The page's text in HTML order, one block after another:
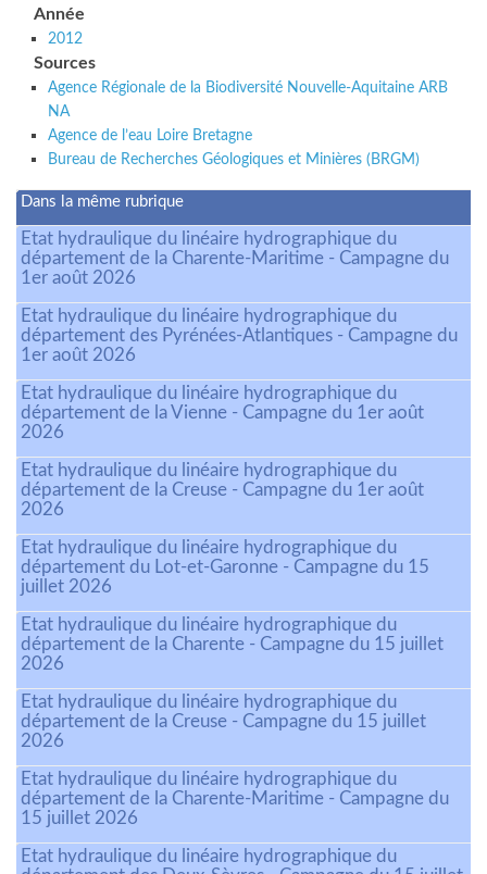
Année
2012
Sources
Agence Régionale de la Biodiversité Nouvelle-Aquitaine ARB
NA
Agence de l’eau Loire Bretagne
Bureau de Recherches Géologiques et Minières (BRGM)
Dans la même rubrique
Etat hydraulique du linéaire hydrographique du
département de la Charente-Maritime - Campagne du
1er août 2026
Etat hydraulique du linéaire hydrographique du
département des Pyrénées-Atlantiques - Campagne du
1er août 2026
Etat hydraulique du linéaire hydrographique du
département de la Vienne - Campagne du 1er août
2026
Etat hydraulique du linéaire hydrographique du
département de la Creuse - Campagne du 1er août
2026
Etat hydraulique du linéaire hydrographique du
département du Lot-et-Garonne - Campagne du 15
juillet 2026
Etat hydraulique du linéaire hydrographique du
département de la Charente - Campagne du 15 juillet
2026
Etat hydraulique du linéaire hydrographique du
département de la Creuse - Campagne du 15 juillet
2026
Etat hydraulique du linéaire hydrographique du
département de la Charente-Maritime - Campagne du
15 juillet 2026
Etat hydraulique du linéaire hydrographique du